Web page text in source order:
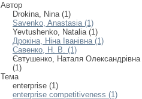
Автор
Drokina, Nina (1)
Savenko, Anastasia (1)
Yevtushenko, Natalia (1)
Дрокіна, Ніна Іванівна (1)
Савенко, Н. В. (1)
Євтушенко, Наталя Олександрівна
(1)
Тема
enterprise (1)
enterprise competitiveness (1)